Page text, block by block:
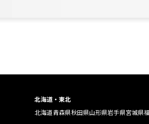
北海道・東北
北海道青森県秋田県山形県岩手県宮城県